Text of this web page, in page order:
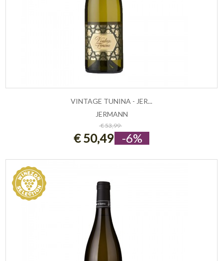
ESAURITO
VINTAGE TUNINA - JER...
JERMANN
€ 53,99
€ 50,49 -6%